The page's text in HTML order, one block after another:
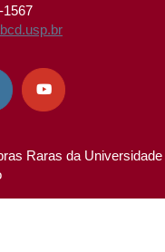
1567

Raras da Universidade